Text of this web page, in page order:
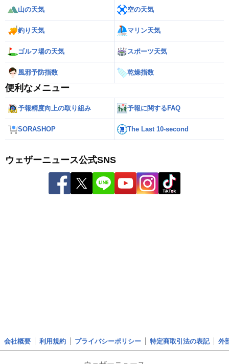
山の天気 空の天気
釣り天気 マリン天気
ゴルフ場の天気 スポーツ天気
風邪予防指数 乾燥指数
便利なメニュー
予報精度向上の取り組み 予報に関するFAQ
SORASHOP The Last 10-second
ウェザーニュース公式SNS
会社概要 利用規約 プライバシーポリシー 特定商取引法の表記 外